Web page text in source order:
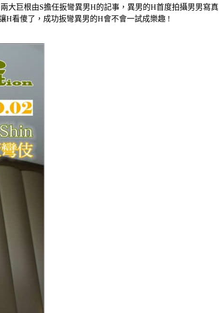
大巨根由S擔任扳彎異男H的記事，異男的H首度拍攝男男寫
H看傻了，成功扳彎異男的H會不會一試成樂趣 !